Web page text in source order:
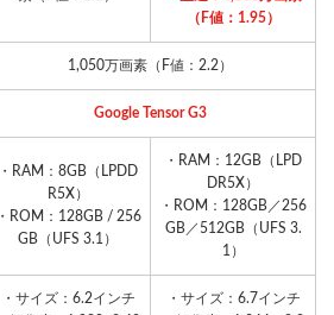
（F値：1.95）
1,050万画素（F値：2.2）
Google Tensor G3
・RAM：8GB（LPDD
R5X）
・ROM：128GB / 256
GB（UFS 3.1）
・RAM：12GB（LPD
DR5X）
・ROM：128GB／256
GB／512GB（UFS 3.
1）
・サイズ：6.2インチ
・サイズ：6.7インチ